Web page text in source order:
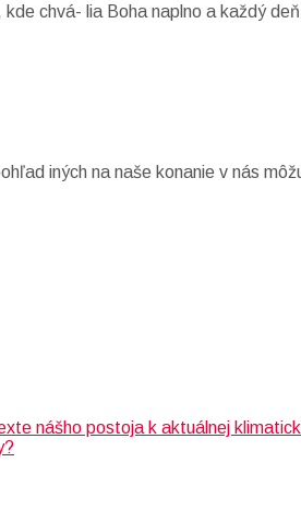
chvá- lia Boha naplno a každý
iných na naše konanie v nás